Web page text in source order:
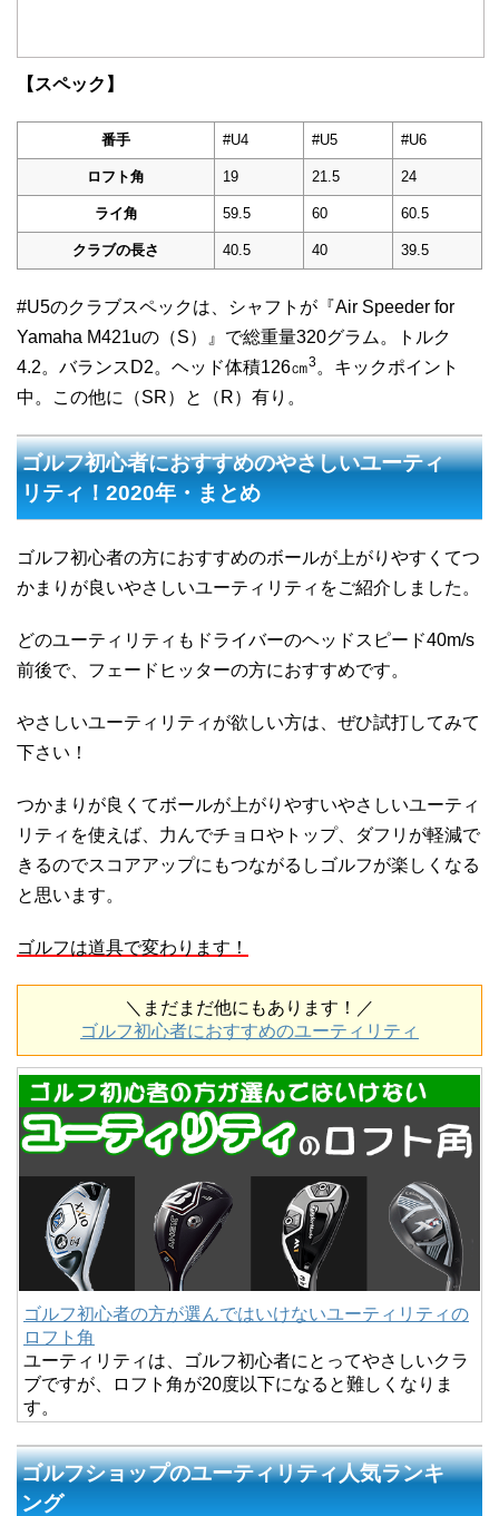
【スペック】
番手 #U4 #U5 #U6
ロフト角 19 21.5 24
ライ角 59.5 60 60.5
クラブの長さ 40.5 40 39.5
#U5のクラブスペックは、シャフトが『Air Speeder for
Yamaha M421uの（S）』で総重量320グラム。トルク
4.2。バランスD2。ヘッド体積126㎝3。キックポイント
中。この他に（SR）と（R）有り。
ゴルフ初心者におすすめのやさしいユーティ
リティ！2020年・まとめ
ゴルフ初心者の方におすすめのボールが上がりやすくてつ
かまりが良いやさしいユーティリティをご紹介しました。
どのユーティリティもドライバーのヘッドスピード40m/s
前後で、フェードヒッターの方におすすめです。
やさしいユーティリティが欲しい方は、ぜひ試打してみて
下さい！
つかまりが良くてボールが上がりやすいやさしいユーティ
リティを使えば、力んでチョロやトップ、ダフリが軽減で
きるのでスコアアップにもつながるしゴルフが楽しくなる
と思います。
ゴルフは道具で変わります！
＼まだまだ他にもあります！／
ゴルフ初心者におすすめのユーティリティ
ゴルフ初心者の方が選んではいけないユーティリティの
ロフト角
ユーティリティは、ゴルフ初心者にとってやさしいクラ
ブですが、ロフト角が20度以下になると難しくなりま
す。
ゴルフショップのユーティリティ人気ランキ
ング